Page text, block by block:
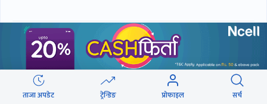
‘अस्थायी प्रकृतिको अध्यादेशले ऐनको
व्यवस्था विस्थापित गर्न सक्दैन’
ताजा अपडेट ट्रेन्डिङ प्रोफाइल सर्च